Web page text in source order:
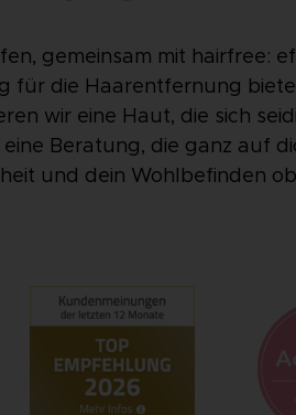
gemeinsam mit hairfree:
für die Haarentfernung
wir eine Haut, die sich
Beratung, die ganz auf
und dein Wohlbefinden